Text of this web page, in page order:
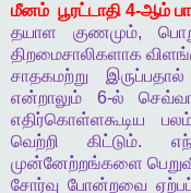
மீனம் பூரட்டாதி 4-ஆம்
தயாள
குணமும்,
திறமைசாலிகளாக
சாதகமற்று
இருப்பதால்
என்றாலும் 6-ல்
எதிர்கொள்ளகூடிய
வெற்றி
கிட்டும்.
முன்னேற்றங்களை
சோர்வு போன்றவை